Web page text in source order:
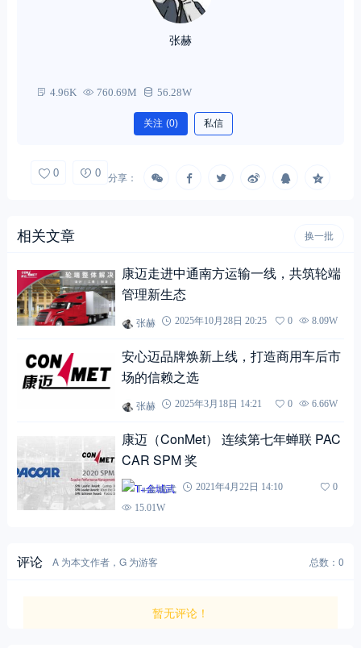
张赫
4.96K 760.69M 56.28W
关注 (0) 私信
0 0 分享：
相关文章 换一批
康迈走进中通南方运输一线，共筑轮端
管理新生态
张赫 2025年10月28日 20:25 0 8.09W
安心迈品牌焕新上线，打造商用车后市
场的信赖之选
张赫 2025年3月18日 14:21 0 6.66W
康迈（ConMet） 连续第七年蝉联 PAC
CAR SPM 奖
T+金城武 2021年4月22日 14:10
0
15.01W
评论 A 为本文作者，G 为游客 总数：0
暂无评论！